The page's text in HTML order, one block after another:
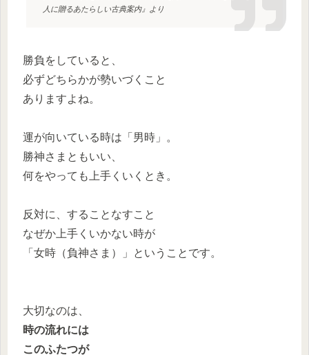
人に贈るあたらしい古典案内』より
勝負をしていると、
必ずどちらかが勢いづくこと
ありますよね。
運が向いている時は「男時」。
勝神さまともいい、
何をやっても上手くいくとき。
反対に、することなすこと
なぜか上手くいかない時が
「女時（負神さま）」ということです。
大切なのは、
時の流れには
このふたつが